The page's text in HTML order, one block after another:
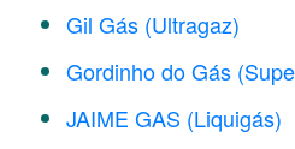
Gil Gás (Ultragaz)
Gordinho do Gás
JAIME GAS (Liquigás)